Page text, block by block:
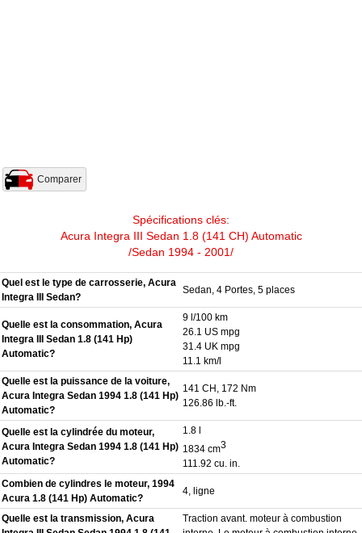
Comparer
Spécifications clés:
Acura Integra III Sedan 1.8 (141 CH) Automatic
/Sedan 1994 - 2001/
Quel est le type de carrosserie, Acura
Integra III Sedan?
Sedan, 4 Portes, 5 places
Quelle est la consommation, Acura
Integra III Sedan 1.8 (141 Hp)
Automatic?
9 l/100 km
26.1 US mpg
31.4 UK mpg
11.1 km/l
Quelle est la puissance de la voiture,
Acura Integra Sedan 1994 1.8 (141 Hp)
Automatic?
141 CH, 172 Nm
126.86 lb.-ft.
Quelle est la cylindrée du moteur,
Acura Integra Sedan 1994 1.8 (141 Hp)
Automatic?
1.8 l
1834 cm3
111.92 cu. in.
Combien de cylindres le moteur, 1994
Acura 1.8 (141 Hp) Automatic?
4, ligne
Quelle est la transmission, Acura
Traction avant. moteur à combustion